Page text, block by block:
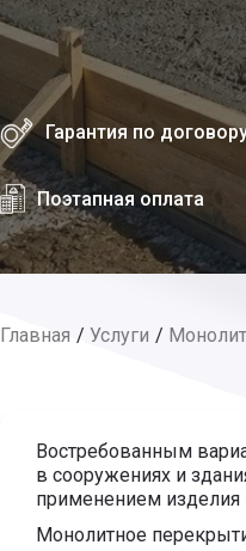
Гарантия по
Поэтапная оплата
Главная Услуги
Востребованным
в сооружениях и
применением
Монолитное